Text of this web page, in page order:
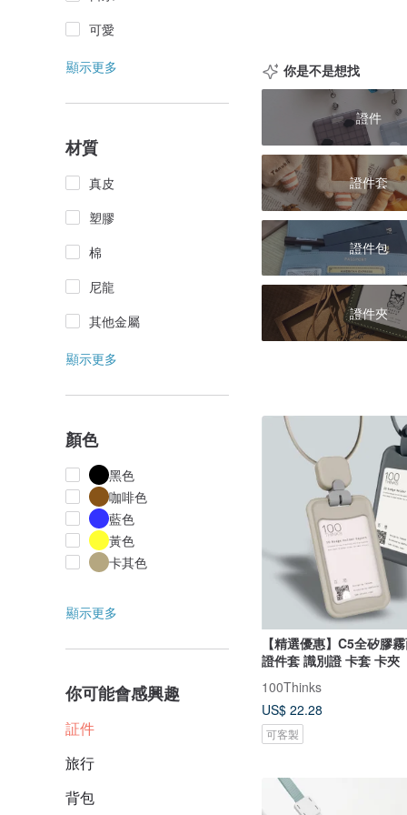
可愛
顯示更多
材質
真皮
塑膠
棉
尼龍
其他金屬
顯示更多
顏色
黑色
咖啡色
藍色
黃色
卡其色
顯示更多
你可能會感興趣
証件
旅行
背包
你是不是想找
證件
證件套
證件包
證件夾
【精選優惠】C5全矽膠
證件套 識別證 卡套 卡夾
100Thinks
US$ 22.28
可客製